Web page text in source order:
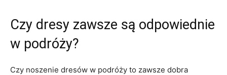
Czy dresy zawsze są odpowiednie
w​ podróży?
Czy noszenie dresów w podróży to zawsze ‍dobra